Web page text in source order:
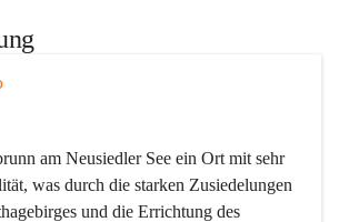
am Neusiedler See ein Ort mit sehr
was durch die starken Zusiedelungen
und die Errichtung des